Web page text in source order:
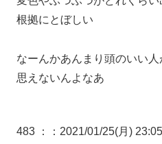
根拠にとぼしい
なーんかあんまり頭のいい
思えないんよなあ
483 ： ：2021/01/25(月)